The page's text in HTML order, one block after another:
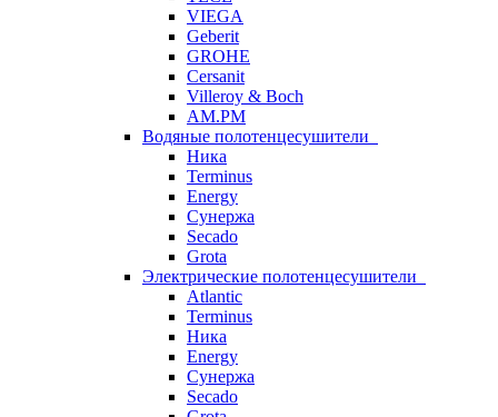
VIEGA
Geberit
GROHE
Cersanit
Villeroy & Boch
AM.PM
Водяные полотенцесушители
Ника
Terminus
Energy
Сунержа
Secado
Grota
Электрические полотенцесушители
Atlantic
Terminus
Ника
Energy
Сунержа
Secado